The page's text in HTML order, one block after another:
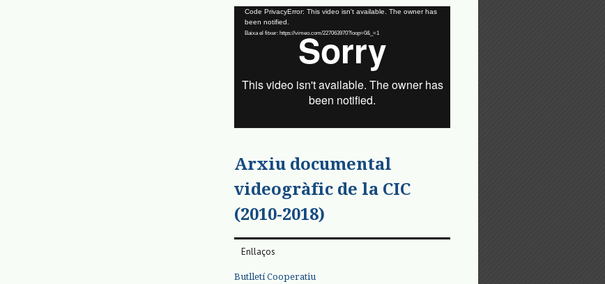
Reproductor
vídeo
Code PrivacyError: This video isn't available. The owner has
been notified.
Baixa el fitxer: https://vimeo.com/227063970?loop=0&_=1
Arxiu documental
videogràfic de la CIC
(2010-2018)
Enllaços
Butlletí Cooperatiu